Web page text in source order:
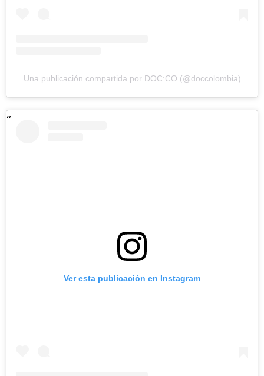
Una publicación compartida por DOC:CO (@doccolombia)
Ver esta publicación en Instagram